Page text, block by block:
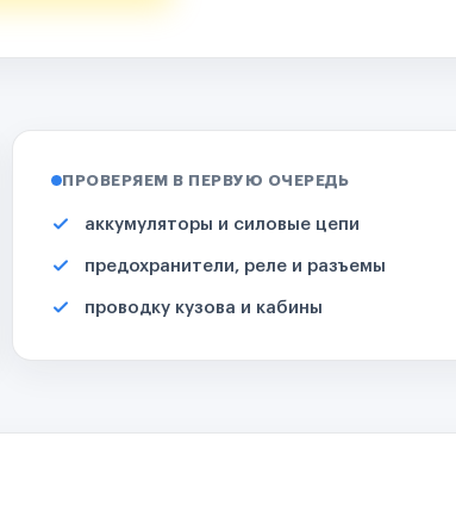
ПРОВЕРЯЕМ В ПЕРВУЮ ОЧЕРЕДЬ
аккумуляторы и силовые цепи
предохранители, реле и разъемы
проводку кузова и кабины